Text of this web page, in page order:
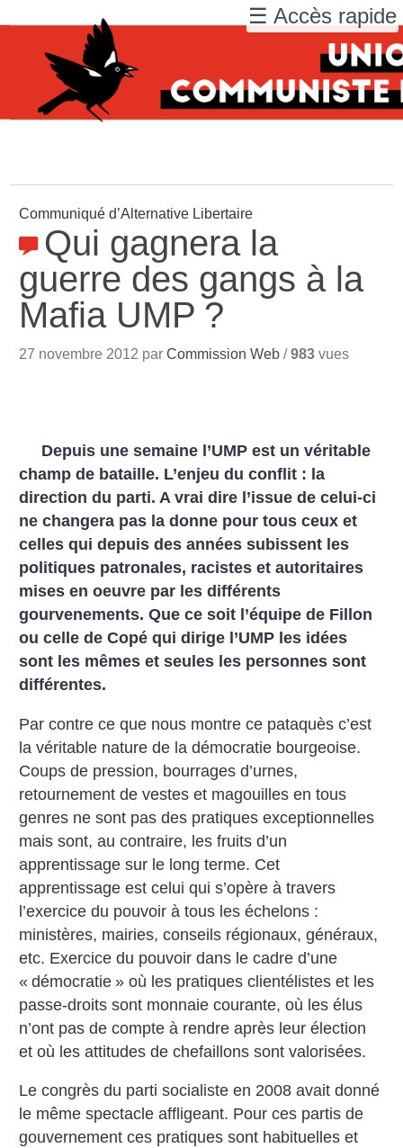
Communiqué d’Alternative Libertaire
Qui gagnera la
guerre des gangs à la
Mafia UMP ?
27 novembre 2012 parCommission Web /983 vues
Depuis une semaine l’UMP est un véritable
champ de bataille. L’enjeu du conflit : la
direction du parti. A vrai dire l’issue de celui-ci
ne changera pas la donne pour tous ceux et
celles qui depuis des années subissent les
politiques patronales, racistes et autoritaires
mises en oeuvre par les différents
gourvenements. Que ce soit l’équipe de Fillon
ou celle de Copé qui dirige l’UMP les idées
sont les mêmes et seules les personnes sont
différentes.
Par contre ce que nous montre ce pataquès c’est
la véritable nature de la démocratie bourgeoise.
Coups de pression, bourrages d’urnes,
retournement de vestes et magouilles en tous
genres ne sont pas des pratiques exceptionnelles
mais sont, au contraire, les fruits d’un
apprentissage sur le long terme. Cet
apprentissage est celui qui s’opère à travers
l’exercice du pouvoir à tous les échelons :
ministères, mairies, conseils régionaux, généraux,
etc. Exercice du pouvoir dans le cadre d’une
« démocratie » où les pratiques clientélistes et les
passe-droits sont monnaie courante, où les élus
n’ont pas de compte à rendre après leur élection
et où les attitudes de chefaillons sont valorisées.
Le congrès du parti socialiste en 2008 avait donné
le même spectacle affligeant. Pour ces partis de
gouvernement ces pratiques sont habituelles et
☰ Accès rapide